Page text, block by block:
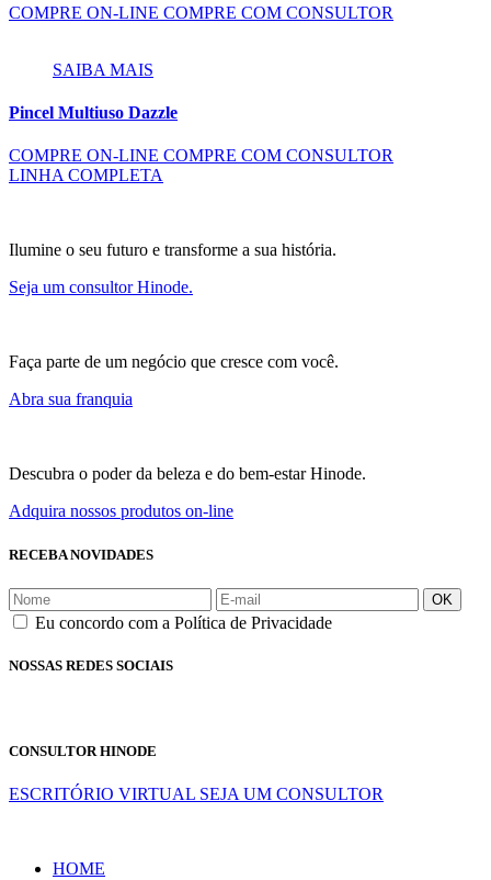
COMPRE ON-LINE COMPRE COM CONSULTOR
SAIBA MAIS
Pincel Multiuso Dazzle
COMPRE ON-LINE COMPRE COM CONSULTOR
LINHA COMPLETA
Ilumine o seu futuro e transforme a sua história.
Seja um consultor Hinode.
Faça parte de um negócio que cresce com você.
Abra sua franquia
Descubra o poder da beleza e do bem-estar Hinode.
Adquira nossos produtos on-line
RECEBA NOVIDADES
OK
Eu concordo com a Política de Privacidade
NOSSAS REDES SOCIAIS
CONSULTOR HINODE
ESCRITÓRIO VIRTUAL SEJA UM CONSULTOR
HOME